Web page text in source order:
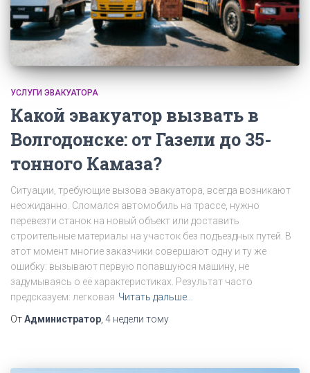
УСЛУГИ ЭВАКУАТОРА
Какой эвакуатор вызвать в
Волгодонске: от Газели до 35-
тонного Камаза?
Ситуации, требующие вызова эвакуатора, всегда возникают
неожиданно. Сломался автомобиль на трассе, нужно
перевезти станок на новый объект или доставить
строительные материалы на участок без подъездных путей. В
этот момент многие заказчики совершают одну и ту же
ошибку: вызывают первую попавшуюся машину, не
задумываясь о её характеристиках. Результат часто
предсказуем: легковая Читать дальше…
ОтАдминистратор 4 недели тому